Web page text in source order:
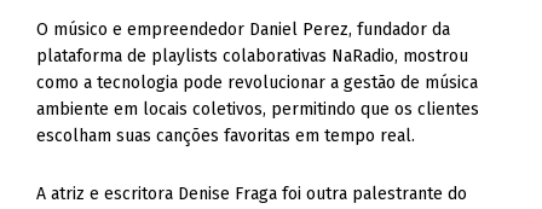
O músico e empreendedor Daniel Perez, fundador da
plataforma de playlists colaborativas NaRadio, mostrou
como a tecnologia pode revolucionar a gestão de música
ambiente em locais coletivos, permitindo que os clientes
escolham suas canções favoritas em tempo real.
A atriz e escritora Denise Fraga foi outra palestrante do